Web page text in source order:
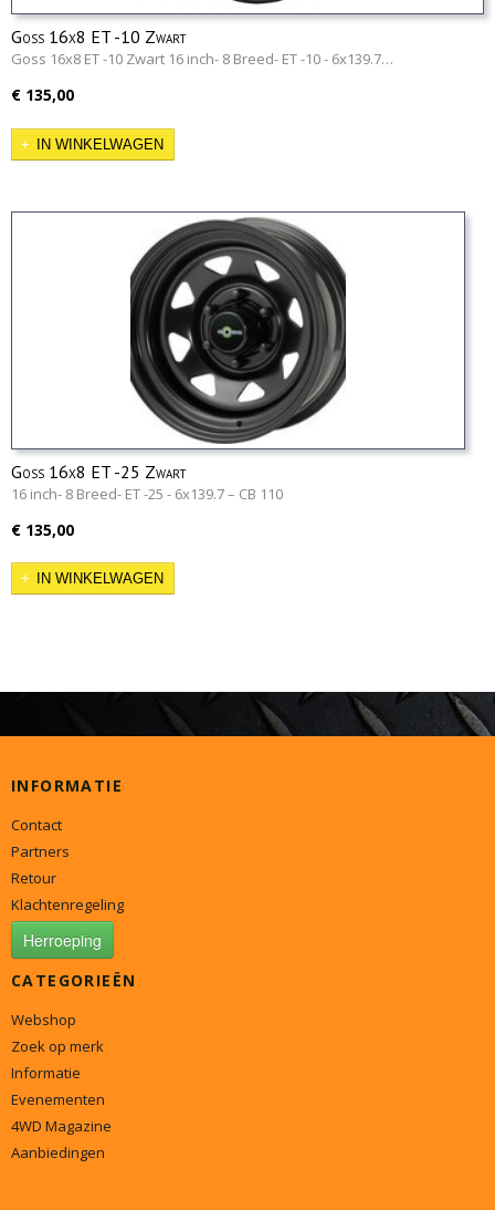
Goss 16x8 ET -10 Zwart
Goss 16x8 ET -10 Zwart 16 inch- 8 Breed- ET -10 - 6x139.7…
€ 135,00
IN WINKELWAGEN
Goss 16x8 ET -25 Zwart
16 inch- 8 Breed- ET -25 - 6x139.7 – CB 110
€ 135,00
IN WINKELWAGEN
INFORMATIE
Contact
Partners
Retour
Klachtenregeling
Herroeping
CATEGORIEËN
Webshop
Zoek op merk
Informatie
Evenementen
4WD Magazine
Aanbiedingen